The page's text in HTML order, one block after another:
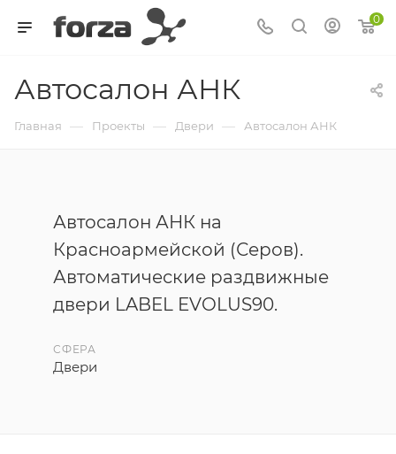
0
Автосалон АНК
Главная — Проекты — Двери — Автосалон АНК
Автосалон АНК на
Красноармейской (Серов).
Автоматические раздвижные
двери LABEL EVOLUS90.
СФЕРА
Двери